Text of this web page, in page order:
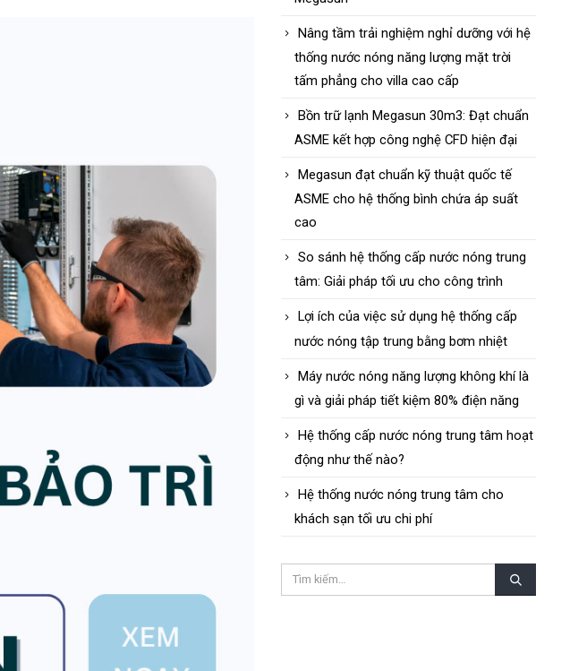
Nâng tầm trải nghiệm nghỉ dưỡng với hệ
thống nước nóng năng lượng mặt trời
tấm phẳng cho villa cao cấp
Bồn trữ lạnh Megasun 30m3: Đạt chuẩn
ASME kết hợp công nghệ CFD hiện đại
Megasun đạt chuẩn kỹ thuật quốc tế
ASME cho hệ thống bình chứa áp suất
cao
So sánh hệ thống cấp nước nóng trung
tâm: Giải pháp tối ưu cho công trình
Lợi ích của việc sử dụng hệ thống cấp
nước nóng tập trung bằng bơm nhiệt
Máy nước nóng năng lượng không khí là
gì và giải pháp tiết kiệm 80% điện năng
Hệ thống cấp nước nóng trung tâm hoạt
động như thế nào?
Hệ thống nước nóng trung tâm cho
khách sạn tối ưu chi phí